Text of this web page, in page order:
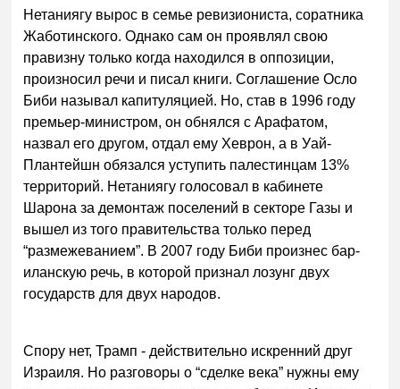
Нетаниягу вырос в семье ревизиониста, соратника
Жаботинского. Однако сам он проявлял свою
правизну только когда находился в оппозиции,
произносил речи и писал книги. Соглашение Осло
Биби называл капитуляцией. Но, став в 1996 году
премьер-министром, он обнялся с Арафатом,
назвал его другом, отдал ему Хеврон, а в Уай-
Плантейшн обязался уступить палестинцам 13%
территорий. Нетаниягу голосовал в кабинете
Шарона за демонтаж поселений в секторе Газы и
вышел из того правительства только перед
“размежеванием”. В 2007 году Биби произнес бар-
иланскую речь, в которой признал лозунг двух
государств для двух народов.
Спору нет, Трамп - действительно искренний друг
Израиля. Но разговоры о “сделке века” нужны ему